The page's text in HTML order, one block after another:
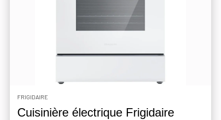
FRIGIDAIRE
Cuisinière électrique Frigidaire